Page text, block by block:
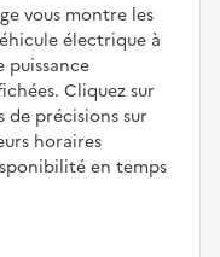
vous montre les
électrique à
puissance
Cliquez sur
de précisions sur
horaires
en temps